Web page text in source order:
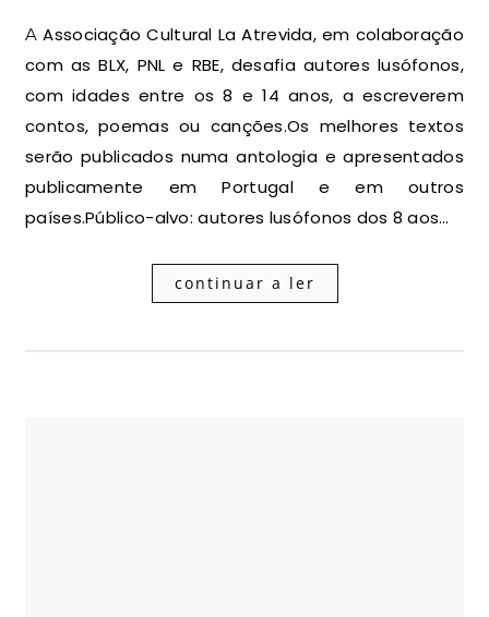
A Associação Cultural La Atrevida, em colaboração
com as BLX, PNL e RBE, desafia autores lusófonos,
com idades entre os 8 e 14 anos, a escreverem
contos, poemas ou canções.Os melhores textos
serão publicados numa antologia e apresentados
publicamente em Portugal e em outros
países.Público-alvo: autores lusófonos dos 8 aos…
continuar a ler